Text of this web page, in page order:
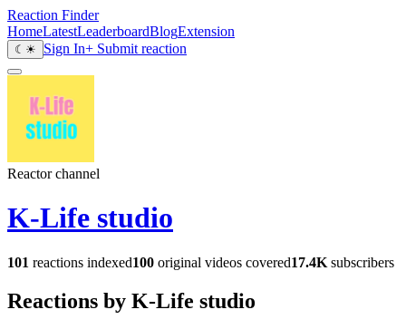
Reaction Finder
HomeLatestLeaderboardBlogExtension
☾ ☀ Sign In+ Submit reaction
Reactor channel
K-Life studio
101 reactions indexed100 original videos covered17.4K subscribers
Reactions by K-Life studio